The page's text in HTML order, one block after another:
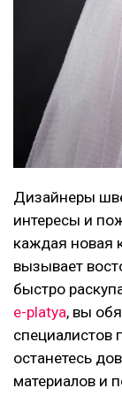
Дизайнеры
интересы и
каждая новая
вызывает
быстро
e-platya, вы
специалистов
останетесь
материалов и